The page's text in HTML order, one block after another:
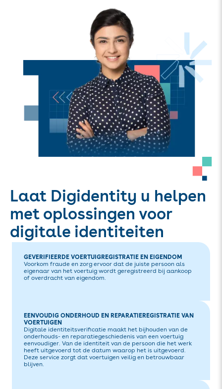
Laat Digidentity u helpen
met oplossingen voor
digitale identiteiten
GEVERIFIEERDE VOERTUIGREGISTRATIE EN EIGENDOM
Voorkom fraude en zorg ervoor dat de juiste persoon als
eigenaar van het voertuig wordt geregistreerd bij aankoop
of overdracht van eigendom.
EENVOUDIG ONDERHOUD EN REPARATIEREGISTRATIE VAN
VOERTUIGEN
Digitale identiteitsverificatie maakt het bijhouden van de
onderhouds- en reparatiegeschiedenis van een voertuig
eenvoudiger. Van de identiteit van de persoon die het werk
heeft uitgevoerd tot de datum waarop het is uitgevoerd.
Deze service zorgt dat voertuigen veilig en betrouwbaar
blijven.